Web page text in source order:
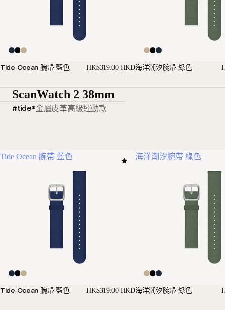
Tide Ocean 腕帶 藍色 HK$319.00 HKD海洋潮汐腕帶 綠色
ScanWatch 2 38mm
#tide®金屬皮革高級運動款
Tide Ocean 腕帶 藍色
Tide Ocean 腕帶 藍色 HK$319.00 HKD
海洋潮汐腕帶 綠色
海洋潮汐腕帶 綠色